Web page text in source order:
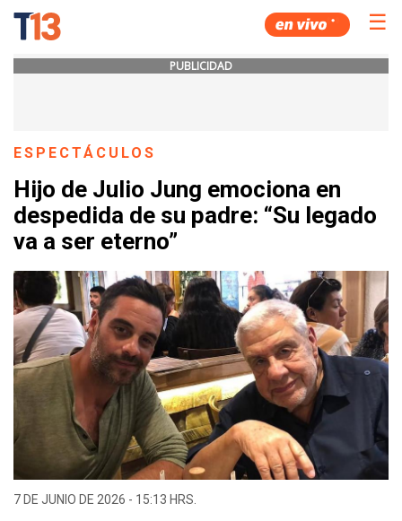
☰
PUBLICIDAD
ESPECTÁCULOS
Hijo de Julio Jung emociona en
despedida de su padre: “Su legado
va a ser eterno”
7 DE JUNIO DE 2026 - 15:13 HRS.